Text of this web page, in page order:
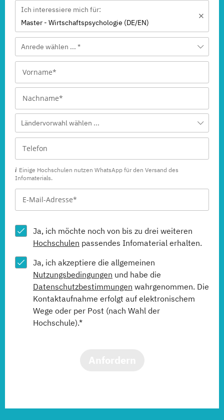
Ich interessiere mich für:
Master - Wirtschaftspsychologie (DE/EN)
Anrede wählen ... *
Ländervorwahl wählen ...
Einige Hochschulen nutzen WhatsApp für den Versand des
Infomaterials.
Ja, ich möchte noch von bis zu drei weiteren
Hochschulen passendes Infomaterial erhalten.
Ja, ich akzeptiere die allgemeinen
Nutzungsbedingungen und habe die
Datenschutzbestimmungen wahrgenommen. Die
Kontaktaufnahme erfolgt auf elektronischem
Wege oder per Post (nach Wahl der
Hochschule).*